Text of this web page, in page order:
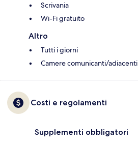
Scrivania
Wi-Fi gratuito
Altro
Tutti i giorni
Camere comunicanti/adiacenti
Costi e regolamenti
Supplementi obbligatori